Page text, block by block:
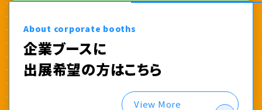
About corporate booths
企業ブースに
出展希望の方はこちら
View More